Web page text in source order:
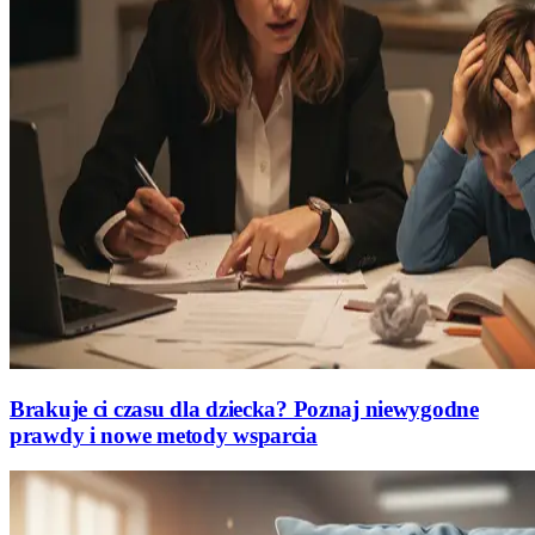
Brakuje ci czasu dla dziecka? Poznaj niewygodne
prawdy i nowe metody wsparcia